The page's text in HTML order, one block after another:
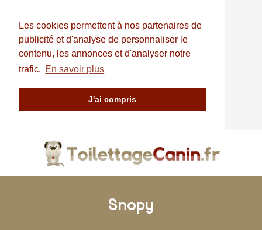
Les cookies permettent à nos partenaires de
publicité et d'analyse de personnaliser le
contenu, les annonces et d'analyser notre
trafic. En savoir plus
J'ai compris
Snopy